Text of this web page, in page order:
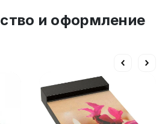
и оформление